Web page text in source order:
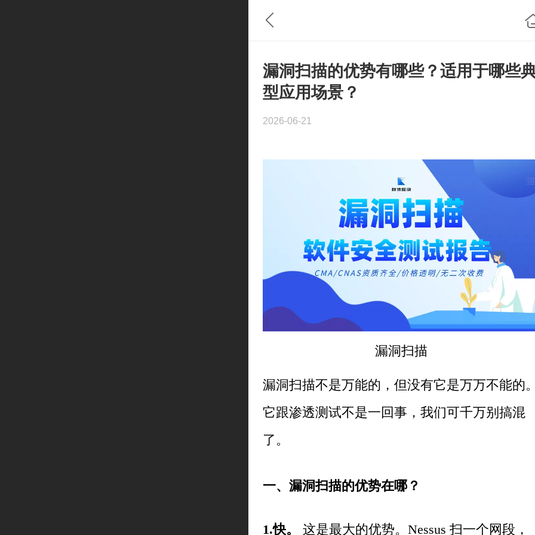
漏洞扫描的优势有哪些？适用于哪些
型应用场景？
2026-06-21
漏洞扫描
漏洞扫描不是万能的，但没有它是万万不能的
它跟渗透测试不是一回事，我们可千万别搞混
了。
一、漏洞扫描的优势在哪？
1.快。 这是最大的优势。Nessus 扫一个网段，